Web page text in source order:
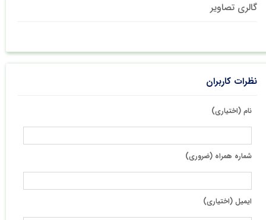
گالری تصاویر
نظرات کاربران
نام (اختیاری)
شماره همراه (ضروری)
ایمیل (اختیاری)